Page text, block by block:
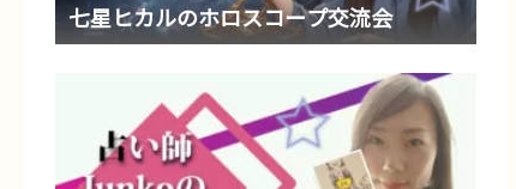
七星ヒカルのホロスコープ交流会